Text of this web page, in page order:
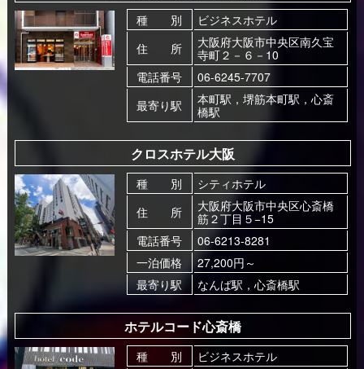
種 別
ビジネスホテル
住 所
大阪府大阪市中央区南久宝
寺町２－６－10
電話番号
06-6245-7707
最寄り駅
本町駅，堺筋本町駅，心斎
橋駅
クロスホテル大阪
種 別
シティホテル
住 所
大阪府大阪市中央区心斎橋
筋２丁目５−15
電話番号
06-6213-8281
一泊価格
27,200円～
最寄り駅
なんば駅，心斎橋駅
ホテルコード心斎橋
種 別
ビジネスホテル